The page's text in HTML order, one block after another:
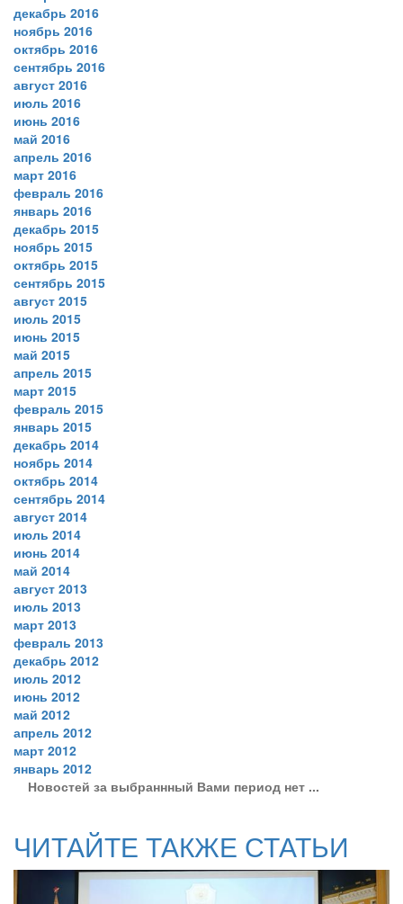
декабрь 2016
ноябрь 2016
октябрь 2016
сентябрь 2016
август 2016
июль 2016
июнь 2016
май 2016
апрель 2016
март 2016
февраль 2016
январь 2016
декабрь 2015
ноябрь 2015
октябрь 2015
сентябрь 2015
август 2015
июль 2015
июнь 2015
май 2015
апрель 2015
март 2015
февраль 2015
январь 2015
декабрь 2014
ноябрь 2014
октябрь 2014
сентябрь 2014
август 2014
июль 2014
июнь 2014
май 2014
август 2013
июль 2013
март 2013
февраль 2013
декабрь 2012
июль 2012
июнь 2012
май 2012
апрель 2012
март 2012
январь 2012
Новостей за выбраннный Вами период нет ...
ЧИТАЙТЕ ТАКЖЕ СТАТЬИ